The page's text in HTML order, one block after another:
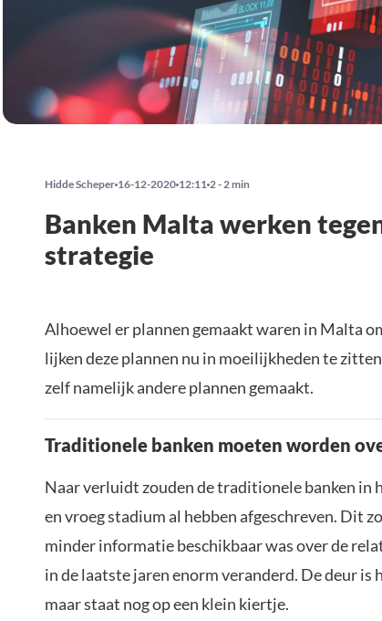
Hidde Scheper 16-12-2020 12:11 2 - 2 min
Banken Malta werken
strategie
Alhoewel er plannen gemaakt waren in Malta
lijken deze plannen nu in moeilijkheden te
zelf namelijk andere plannen gemaakt.
Traditionele banken moeten worden
Naar verluidt zouden de traditionele banken in
en vroeg stadium al hebben afgeschreven. Dit
minder informatie beschikbaar was over de
in de laatste jaren enorm veranderd. De deur
maar staat nog op een klein kiertje.